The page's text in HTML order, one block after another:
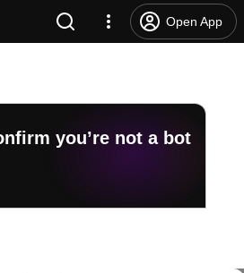
Open App
you’re not a bot